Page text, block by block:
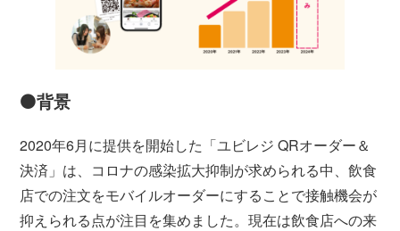
⚫️背景
2020年6月に提供を開始した「ユビレジ QRオーダー＆
決済」は、コロナの感染拡大抑制が求められる中、飲食
店での注文をモバイルオーダーにすることで接触機会が
抑えられる点が注目を集めました。現在は飲食店への来